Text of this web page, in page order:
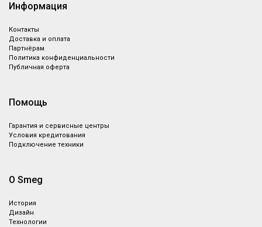
Информация
Контакты
Доставка и оплата
Партнёрам
Политика конфиденциальности
Публичная оферта
Помощь
Гарантия и сервисные центры
Условия кредитования
Подключение техники
О Smeg
История
Дизайн
Технологии